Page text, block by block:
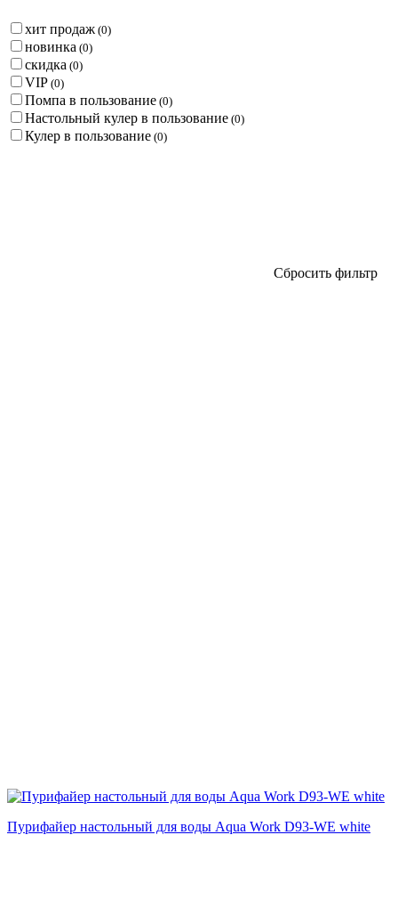
хит продаж (0)
новинка (0)
скидка (0)
VIP (0)
Помпа в пользование (0)
Настольный кулер в пользование (0)
Кулер в пользование (0)
Сбросить фильтр
Пурифайер настольный для воды Aqua Work D93-WE white